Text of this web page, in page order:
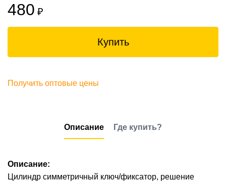
480 ₽
Купить
Получить оптовые цены
Описание Где купить?
Описание:
Цилиндр симметричный ключ/фиксатор, решение